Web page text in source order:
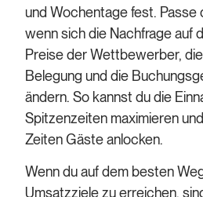
und Wochentage fest. Passe
wenn sich die Nachfrage auf
Preise der Wettbewerber,
Belegung und die
ändern. So kannst du die
Spitzenzeiten maximieren
Zeiten Gäste anlocken.
Wenn du auf dem besten
Umsatzziele zu erreichen,